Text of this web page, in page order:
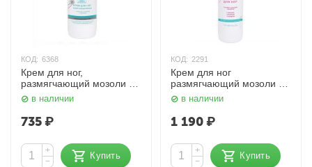
КОД: 6368
Крем для ног,
размягчающий мозоли с
лимоном, ланолином и
серебром 500 мл. Domix
в наличии
735₽
+
−
Купить
КОД: 2291
Крем для ног
размягчающий мозоли с
лимоном, ланолином и
коллоидным серебром,
1000 мл. Domix
в наличии
1 190₽
+
−
Купить